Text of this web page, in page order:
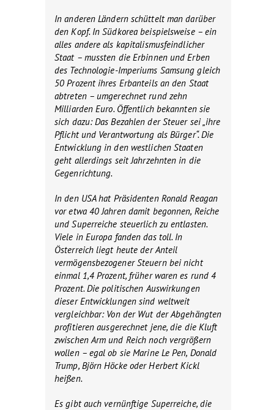
In anderen Ländern schüttelt man darüber
den Kopf. In Südkorea beispielsweise – ein
alles andere als kapitalismusfeindlicher
Staat – mussten die Erbinnen und Erben
des Technologie-Imperiums Samsung gleich
50 Prozent ihres Erbanteils an den Staat
abtreten – umgerechnet rund zehn
Milliarden Euro. Öffentlich bekannten sie
sich dazu: Das Bezahlen der Steuer sei „ihre
Pflicht und Verantwortung als Bürger“. Die
Entwicklung in den westlichen Staaten
geht allerdings seit Jahrzehnten in die
Gegenrichtung.
In den USA hat Präsidenten Ronald Reagan
vor etwa 40 Jahren damit begonnen, Reiche
und Superreiche steuerlich zu entlasten.
Viele in Europa fanden das toll. In
Österreich liegt heute der Anteil
vermögensbezogener Steuern bei nicht
einmal 1,4 Prozent, früher waren es rund 4
Prozent. Die politischen Auswirkungen
dieser Entwicklungen sind weltweit
vergleichbar: Von der Wut der Abgehängten
profitieren ausgerechnet jene, die die Kluft
zwischen Arm und Reich noch vergrößern
wollen – egal ob sie Marine Le Pen, Donald
Trump, Björn Höcke oder Herbert Kickl
heißen.
Es gibt auch vernünftige Superreiche, die